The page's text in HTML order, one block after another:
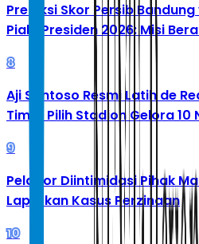
Prediksi Skor Persib
Piala Presiden 2026: Misi
8
Aji Santoso Resmi Latih de
Timur Pilih Stadion Gelora
9
Pelapor Diintimidasi Pihak
Laporkan Kasus Perzinaan
10